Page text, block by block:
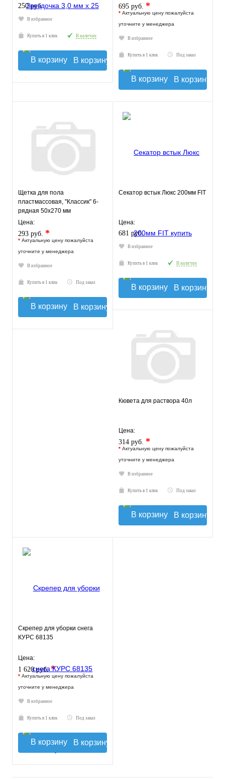
250 руб.
В избранное
Купить в 1 клик В наличии
В корзину
695 руб. *
* Актуальную цену пожалуйста
уточните у менеджера
В избранное
Купить в 1 клик Под заказ
В корзину
Щетка для пола
пластмассовая, "Классик" 6-
рядная 50х270 мм
Цена:
293 руб. *
* Актуальную цену пожалуйста
уточните у менеджера
В избранное
Купить в 1 клик Под заказ
В корзину
Секатор встык Люкс 200мм FIT
Цена:
681 руб.
В избранное
Купить в 1 клик В наличии
В корзину
Кювета для раствора 40л
Цена:
314 руб. *
* Актуальную цену пожалуйста
уточните у менеджера
В избранное
Купить в 1 клик Под заказ
В корзину
Скрепер для уборки снега
КУРС 68135
Цена:
1 620 руб.*
* Актуальную цену пожалуйста
уточните у менеджера
В избранное
Купить в 1 клик Под заказ
В корзину